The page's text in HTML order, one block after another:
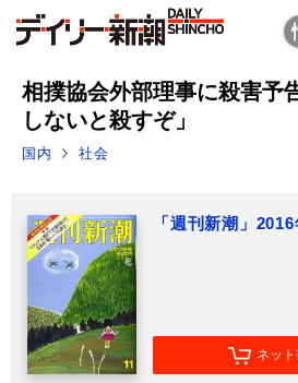
相撲協会外部理事に殺害
しないと殺すぞ」
国内 社会
「週刊新潮」
ネッ